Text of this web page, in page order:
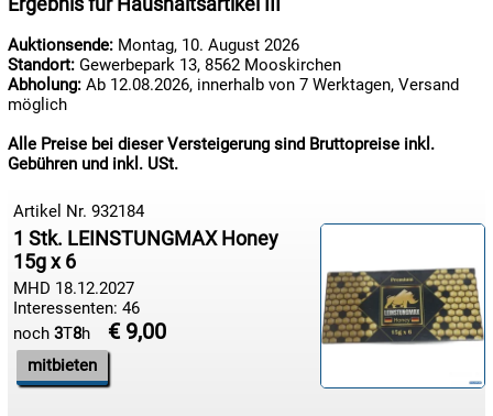
Auktionsende: Montag, 10. August 2026
Standort: Gewerbepark 13, 8562 Mooskirchen
Abholung: Ab 12.08.2026, innerhalb von 7 Werktagen, Versand
möglich
Alle Preise bei dieser Versteigerung sind Bruttopreise inkl.
Gebühren und inkl. USt.
Artikel Nr. 932184
1 Stk. LEINSTUNGMAX Honey
15g x 6
MHD 18.12.2027
Interessenten: 46
noch 3T8h € 9,00
mitbieten